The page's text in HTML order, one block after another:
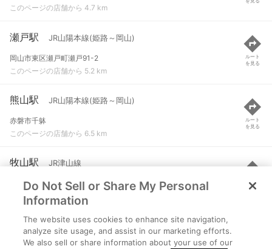
このページの店舗から 4.7 km
瀬戸駅 JR山陽本線(姫路～岡山)
岡山市東区瀬戸町瀬戸91-2
このページの店舗から 5.2 km
ルート
を見る
熊山駅 JR山陽本線(姫路～岡山)
赤磐市千躰
このページの店舗から 6.5 km
ルート
を見る
牧山駅 JR津山線
岡山市北区下牧
このページの店舗から 8.4 km
ルート
を見る
上道駅 JR山陽本線(姫路～岡山)
岡山市東区中尾140-1
Do Not Sell or Share My Personal
Information
The website uses cookies to enhance site navigation,
analyze site usage, and assist in our marketing efforts.
We also sell or share information about your use of our